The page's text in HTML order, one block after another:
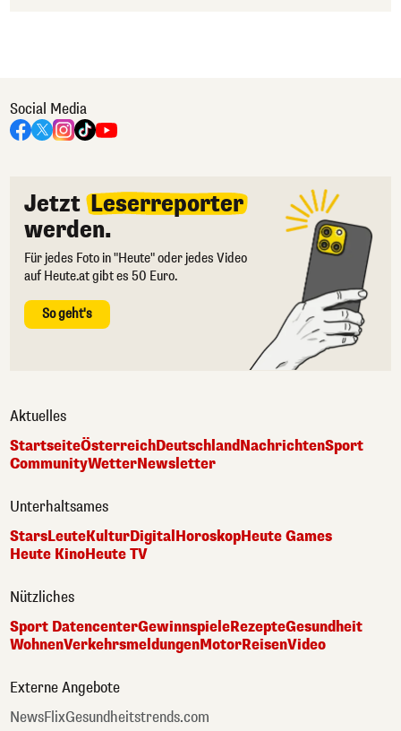
Social Media
Jetzt Leserreporter
werden.
Für jedes Foto in "Heute" oder jedes Video
auf Heute.at gibt es 50 Euro.
So geht's
Aktuelles
StartseiteÖsterreichDeutschlandNachrichtenSport
CommunityWetterNewsletter
Unterhaltsames
StarsLeuteKulturDigitalHoroskopHeute Games
Heute KinoHeute TV
Nützliches
Sport DatencenterGewinnspieleRezepteGesundheit
WohnenVerkehrsmeldungenMotorReisenVideo
Externe Angebote
NewsFlixGesundheitstrends.com